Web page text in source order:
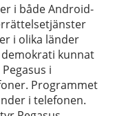
i både Android-
i olika länder
kunnat
i
Programmet
i telefonen.